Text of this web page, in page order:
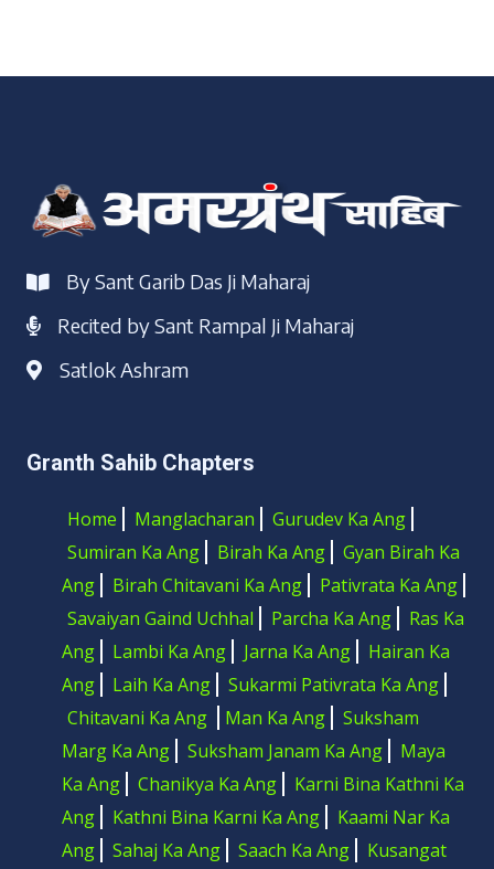
By Sant Garib Das Ji Maharaj
Recited by Sant Rampal Ji Maharaj
Satlok Ashram
Granth Sahib Chapters
Home Manglacharan
Gurudev Ka Ang
Sumiran Ka Ang
Birah Ka Ang
Gyan Birah Ka
Ang
Birah Chitavani Ka Ang
Pativrata Ka Ang
Savaiyan Gaind Uchhal
Parcha Ka Ang
Ras Ka
Ang
Lambi Ka Ang Jarna Ka Ang
Hairan Ka
Ang
Laih Ka Ang
Sukarmi Pativrata Ka Ang
Chitavani Ka Ang
Man Ka Ang
Suksham
Marg Ka Ang
Suksham Janam Ka Ang
Maya
Ka Ang
Chanikya Ka Ang
Karni Bina Kathni Ka
Ang
Kathni Bina Karni Ka Ang
Kaami Nar Ka
Ang
Sahaj Ka Ang Saach Ka Ang
Kusangat